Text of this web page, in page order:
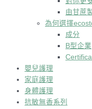
由甘蔗
為何選擇
成分
B型企業
嬰兒護理
家庭護理
身體護理
抗敏無香系列